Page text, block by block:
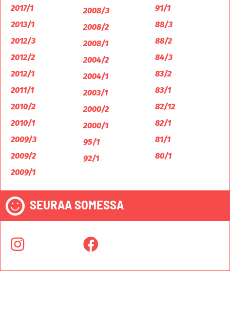
2017/1
2013/1
2012/3
2012/2
2012/1
2011/1
2010/2
2010/1
2009/3
2009/2
2009/1
2008/3
2008/2
2008/1
2004/2
2004/1
2003/1
2000/2
2000/1
95/1
92/1
91/1
88/3
88/2
84/3
83/2
83/1
82/12
82/1
81/1
80/1
SEURAA SOMESSA